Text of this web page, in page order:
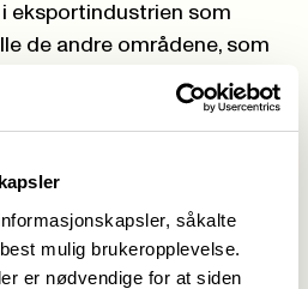
såkalte
mulig brukeropplevelse.
er nødvendige for at siden
eksportindustrien som
de andre områdene, som
kommunene.
som kronetillegg, og